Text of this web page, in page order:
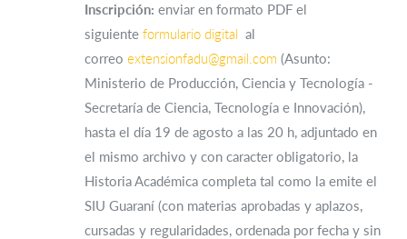
Inscripción: enviar en formato PDF el
siguiente formulario digital al
correo extensionfadu@gmail.com (Asunto:
Ministerio de Producción, Ciencia y Tecnología -
Secretaría de Ciencia, Tecnología e Innovación),
hasta el día 19 de agosto a las 20 h, adjuntado en
el mismo archivo y con caracter obligatorio, la
Historia Académica completa tal como la emite el
SIU Guaraní (con materias aprobadas y aplazos,
cursadas y regularidades, ordenada por fecha y sin